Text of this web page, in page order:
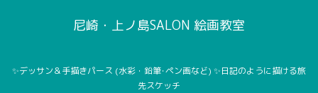
尼崎・上ノ島SALON 絵画教室
✨デッサン＆手描きパース (水彩・鉛筆･ペン画など) ✨日記のように描ける旅
先スケッチ